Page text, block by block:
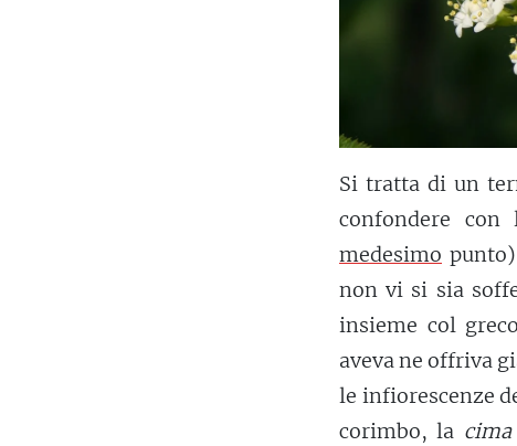
Si tratta di un
confondere con
medesimo
non vi si sia
insieme col greco
aveva ne offriva
le infiorescenze
corimbo, la cima